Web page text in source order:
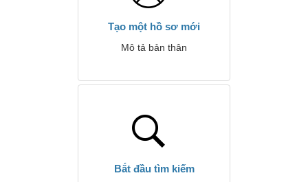
Tạo một hồ sơ mới
Mô tả bản thân
Bắt đầu tìm kiếm